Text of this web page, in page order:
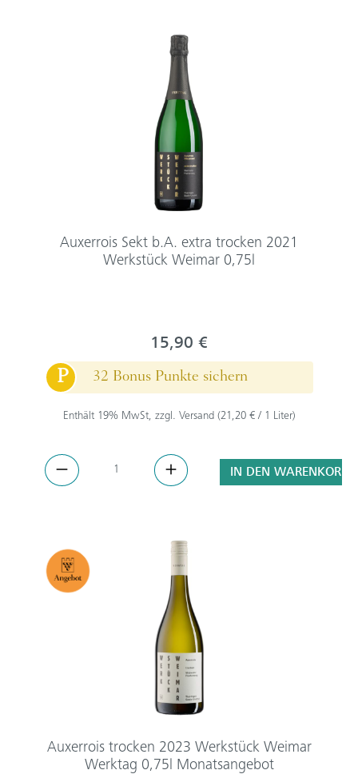
Auxerrois Sekt b.A. extra trocken 2021
Werkstück Weimar 0,75l
15,90 €
P
32 Bonus Punkte sichern
Enthält 19% MwSt, zzgl. Versand (21,20 € / 1 Liter)
IN DEN WARENKORB
Auxerrois trocken 2023 Werkstück Weimar
Werktag 0,75l Monatsangebot